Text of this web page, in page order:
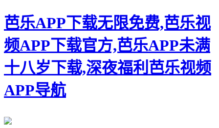
芭乐APP下载无限免费,芭乐视
频APP下载官方,芭乐APP未满
十八岁下载,深夜福利芭乐视频
APP导航